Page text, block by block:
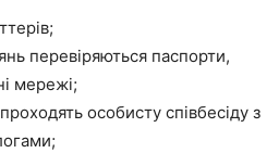
перевіряються паспорти,
мережі;
проходять особисту співбесіду з